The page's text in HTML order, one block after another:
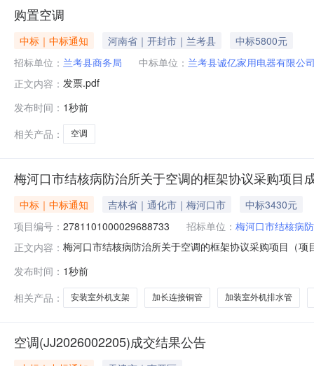
购置空调
中标｜中标通知 河南省｜开封市｜兰考县
中标5800元
招标单位： 兰考县商务局 中标单位： 兰考县诚亿家用电器有限公
正文内容： 发票.pdf
发布时间： 1秒前
相关产品：
空调
梅河口市结核病防治所关于空调的框架协议采购项目
中标｜中标通知 吉林省｜通化市｜梅河口市
中标3430元
项目编号： 2781101000029688733 招标单位： 梅河口市结核病
正文内容： 梅河口市结核病防治所关于空调的框架协议采购项目（
码:220581项目所在行政区划名称:吉林省通化市梅河口
发布时间： 1秒前
相关产品：
安装室外机支架 加长连接铜管 加装室外机排水管
空调(JJ2026002205)成交结果公告